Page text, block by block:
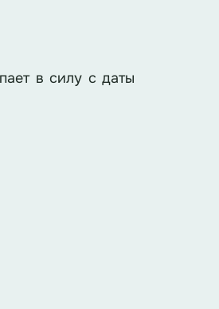
в силу с даты